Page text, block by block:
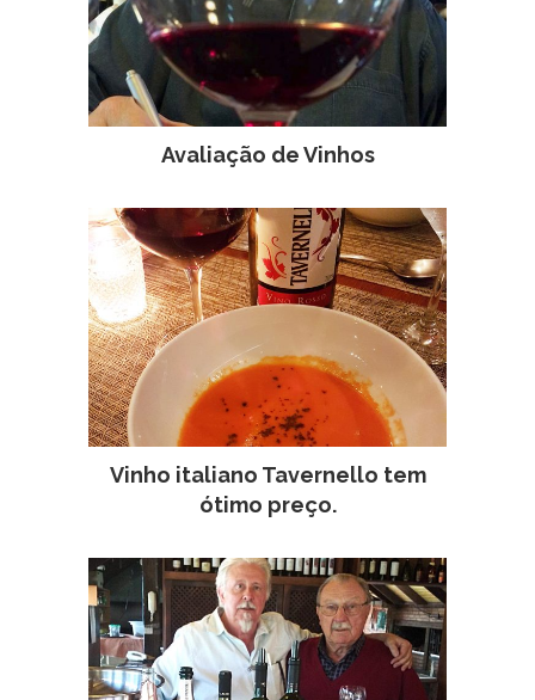
Avaliação de Vinhos
Vinho italiano Tavernello tem
ótimo preço.